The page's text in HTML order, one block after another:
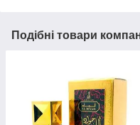
Подібні товари